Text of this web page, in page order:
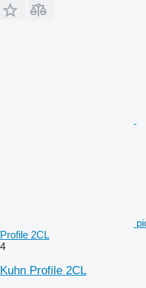
Profile 2CL
4
Kuhn Profile 2CL